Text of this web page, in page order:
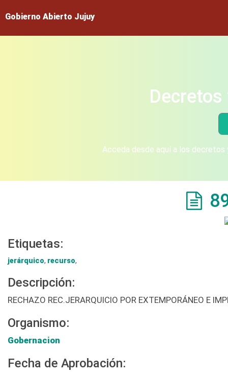
Gobierno Abierto Jujuy
Acceda desde aquí a los
Etiquetas:
jerárquico, recurso,
Descripción:
RECHAZO REC.JERARQUICIO POR EXTEMPORÁNEO E
Organismo:
Gobernacion
Fecha de Aprobación: